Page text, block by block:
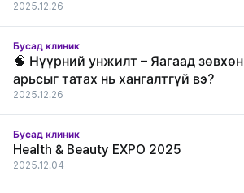
тогтолцооны гэрчилгээг амжилттай
хүлээн авлаа.
2025.12.26
Бусад клиник
🧠 Нүүрний унжилт – Яагаад зөвхөн
арьсыг татах нь хангалтгүй вэ?
2025.12.26
Бусад клиник
Health & Beauty EXPO 2025
2025.12.04